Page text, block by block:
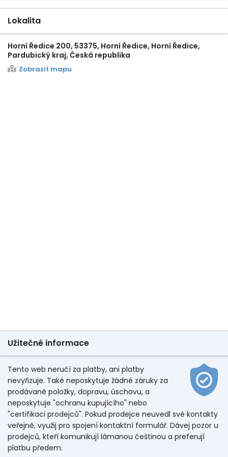
Lokalita
Horní Ředice 200, 53375, Horní Ředice, Horní Ředice,
Pardubický kraj, Česká republika
Zobrazit mapu
Užitečné informace
Tento web neručí za platby, ani platby
nevyřizuje. Také neposkytuje žádné záruky za
prodávané položky, dopravu, úschovu, a
neposkytuje "ochranu kupujícího" nebo
"certifikaci prodejců". Pokud prodejce neuvedl své kontakty
veřejně, využij pro spojení kontaktní formulář. Dávej pozor u
prodejců, kteří komunikují lámanou češtinou a preferují
platbu předem.